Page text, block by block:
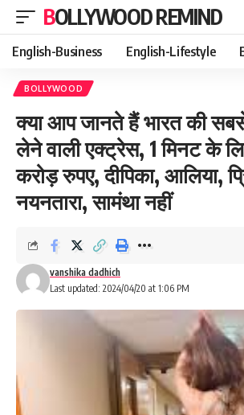
BOLLYWOOD REMIND
English-Business English-Lifestyle
BOLLYWOOD
क्या आप जानते हैं भारत की
लेने वाली एक्ट्रेस, 1 मिनट के
करोड़ रुपए, दीपिका, आलिया,
नयनतारा, सामंथा नहीं
Last updated: 2024/04/20 at 1:06 PM
vanshika dadhich